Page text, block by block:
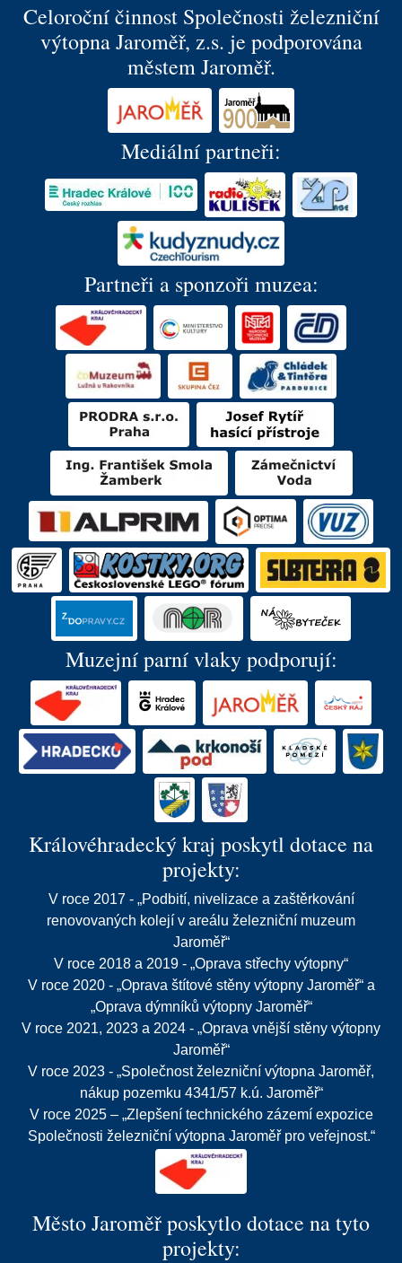
Celoroční činnost Společnosti železniční
výtopna Jaroměř, z.s. je podporována
městem Jaroměř.
Mediální partneři:
Partneři a sponzoři muzea:
Muzejní parní vlaky podporují:
Královéhradecký kraj poskytl dotace na
projekty:
V roce 2017 - „Podbití, nivelizace a zaštěrkování
renovovaných kolejí v areálu železniční muzeum
Jaroměř“
V roce 2018 a 2019 - „Oprava střechy výtopny“
V roce 2020 - „Oprava štítové stěny výtopny Jaroměř“ a
„Oprava dýmníků výtopny Jaroměř“
V roce 2021, 2023 a 2024 - „Oprava vnější stěny výtopny
Jaroměř“
V roce 2023 - „Společnost železniční výtopna Jaroměř,
nákup pozemku 4341/57 k.ú. Jaroměř“
V roce 2025 – „Zlepšení technického zázemí expozice
Společnosti železniční výtopna Jaroměř pro veřejnost.“
Město Jaroměř poskytlo dotace na tyto
projekty: